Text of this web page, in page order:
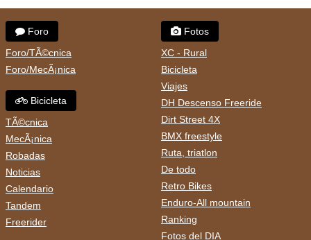
Foro
Foro/TÃ©cnica
Foro/MecÃ¡nica
Bicicleta
TÃ©cnica
MecÃ¡nica
Robadas
Noticias
Calendario
Tandem
Freerider
Fotos
XC - Rural
Bicicleta
Viajes
DH Descenso Freeride
Dirt Street 4X
BMX freestyle
Ruta, triatlon
De todo
Retro Bikes
Enduro-All mountain
Ranking
Fotos del DIA